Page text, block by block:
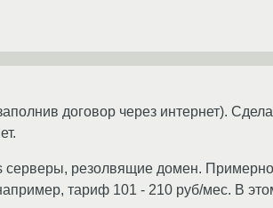
договор через интернет).
серверы, резолвящие домен. Примерно
тариф 101 - 210 руб/мес. В